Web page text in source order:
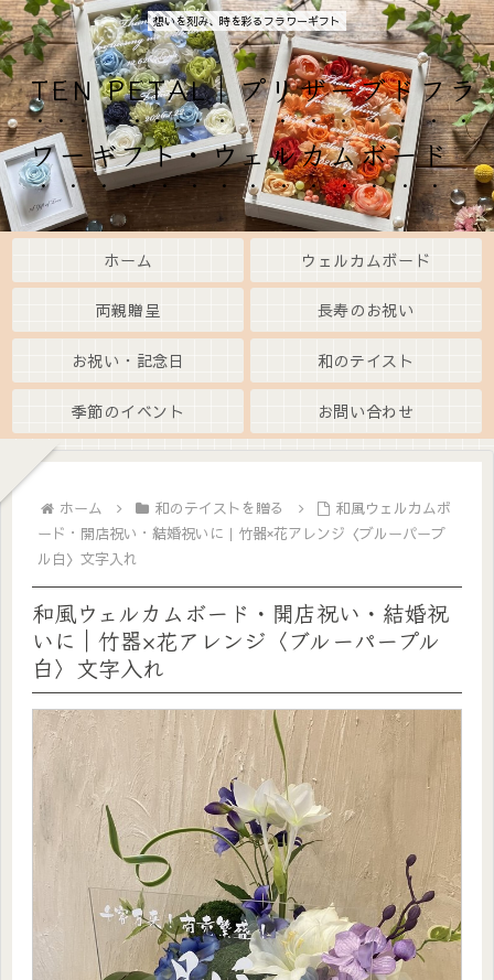
想いを刻み、時を彩るフラワーギフト
TEN PETAL｜プリザーブドフラ
ワーギフト・ウェルカムボード
ホーム ウェルカムボード
両親贈呈 長寿のお祝い
お祝い・記念日 和のテイスト
季節のイベント お問い合わせ
ホーム 和のテイストを贈る
和風ウェルカムボ
ード・開店祝い・結婚祝いに｜竹器×花アレンジ〈ブルーパープ
ル白〉文字入れ
和風ウェルカムボード・開店祝い・結婚祝
いに｜竹器×花アレンジ〈ブルーパープル
白〉文字入れ